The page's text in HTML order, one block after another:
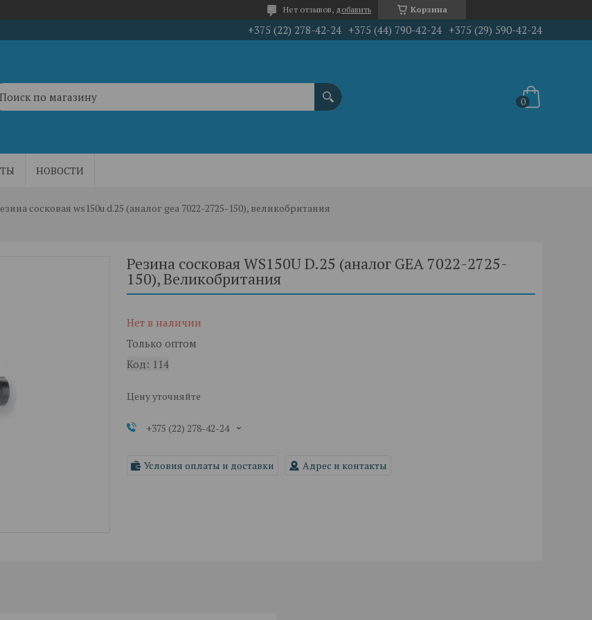
Корзина
Нет отзывов, добавить
+375 (22) 278-42-24 +375 (44) 790-42-24 +375 (29) 590-42-24
НОВОСТИ
сосковая ws150u d.25 (аналог gea 7022-2725-150), великобритания
Резина сосковая WS150U D.25 (аналог GEA 7022-2725-
150), Великобритания
Нет в наличии
Только оптом
Код: 114
Цену уточняйте
+375 (22) 278-42-24
Условия оплаты и доставки Адрес и контакты